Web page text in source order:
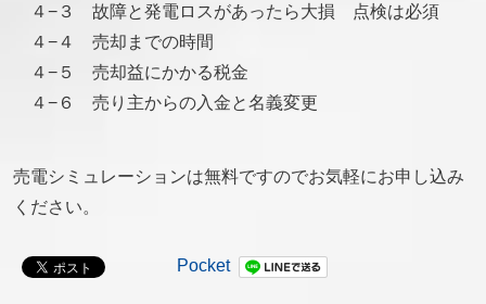
４−３ 故障と発電ロスがあったら大損 点検は必須
４−４ 売却までの時間
４−５ 売却益にかかる税金
４−６ 売り主からの入金と名義変更
売電シミュレーションは無料ですのでお気軽にお申し込み
ください。
Pocket